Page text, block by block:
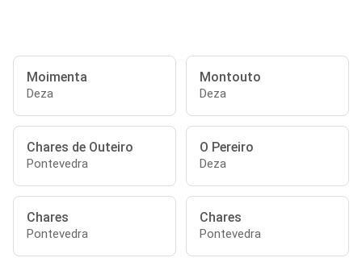
Moimenta
Deza
Montouto
Deza
Chares de Outeiro
Pontevedra
O Pereiro
Deza
Chares
Pontevedra
Chares
Pontevedra